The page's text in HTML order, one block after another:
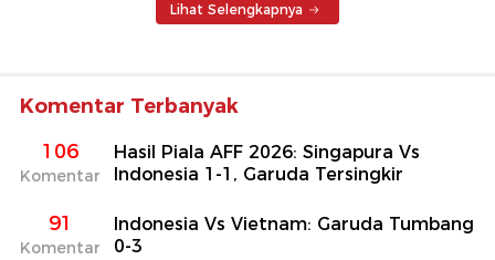
Lihat Selengkapnya
Komentar Terbanyak
106
Komentar
Hasil Piala AFF 2026: Singapura Vs
Indonesia 1-1, Garuda Tersingkir
91
Komentar
Indonesia Vs Vietnam: Garuda Tumbang
0-3